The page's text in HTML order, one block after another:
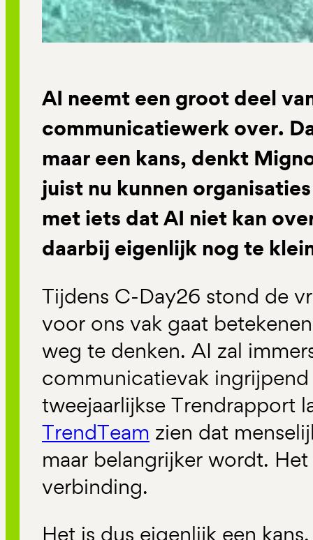
AI neemt een groot deel
communicatiewerk over.
maar een kans, denkt
juist nu kunnen
met iets dat AI niet kan
daarbij eigenlijk nog te
Tijdens C-Day26 stond de
voor ons vak gaat
weg te denken. AI zal
communicatievak
tweejaarlijkse Trendrapport
TrendTeam zien dat
maar belangrijker wordt.
verbinding.
Het is dus eigenlijk een